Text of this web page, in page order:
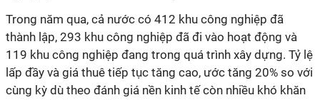
Trong năm qua, cả nước có 412 khu công nghiệp đã
thành lập, 293 khu công nghiệp đã đi vào hoạt động và
119 khu công nghiệp đang trong quá trình xây dựng. Tỷ lệ
lấp đầy và giá thuê tiếp tục tăng cao, ước tăng 20% so với
cùng kỳ dù theo đánh giá nền kinh tế còn nhiều khó khăn